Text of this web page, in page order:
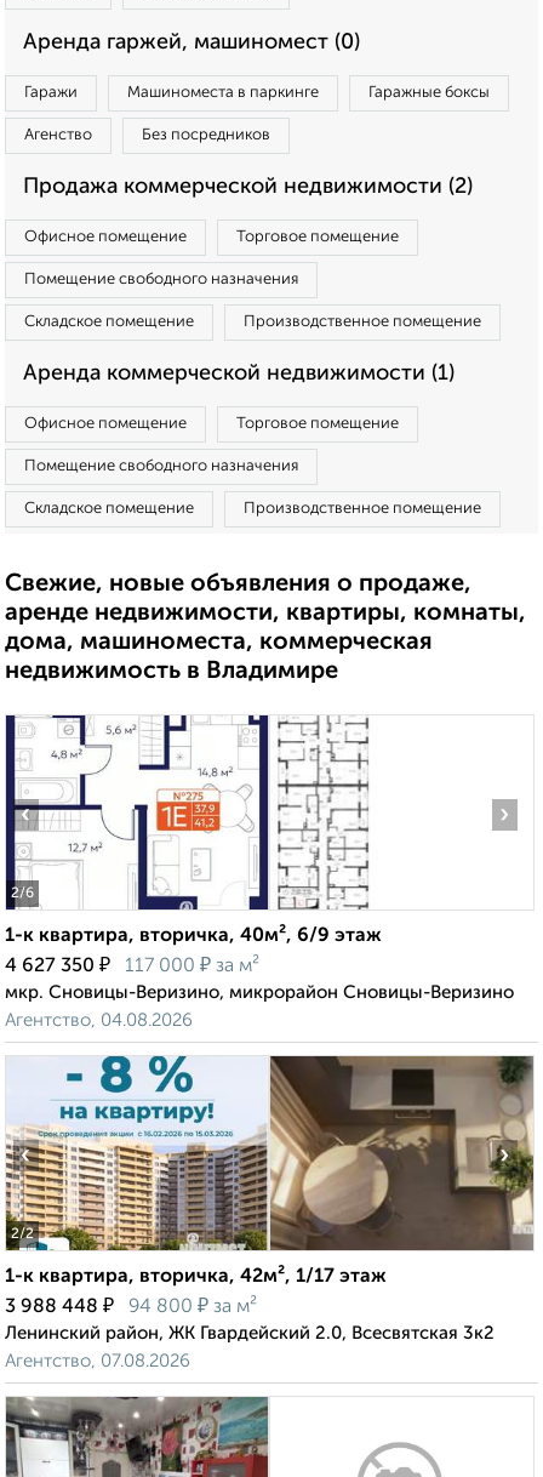
Аренда гаржей, машиномест (0)
Гаражи Машиноместа в паркинге Гаражные боксы
Агенство Без посредников
Продажа коммерческой недвижимости (2)
Офисное помещение Торговое помещение
Помещение свободного назначения
Складское помещение Производственное помещение
Аренда коммерческой недвижимости (1)
Офисное помещение Торговое помещение
Помещение свободного назначения
Складское помещение Производственное помещение
Свежие, новые объявления о продаже,
аренде недвижимости, квартиры, комнаты,
дома, машиноместа, коммерческая
недвижимость в Владимире
2/6
‹ ›
1-к квартира, вторичка, 40м², 6/9 этаж
4 627 350 ₽ 117 000 ₽ за м²
мкр. Сновицы-Веризино, микрорайон Сновицы-Веризино
Агентство, 04.08.2026
2/2
‹ ›
1-к квартира, вторичка, 42м², 1/17 этаж
3 988 448 ₽ 94 800 ₽ за м²
Ленинский район, ЖК Гвардейский 2.0, Всесвятская 3к2
Агентство, 07.08.2026